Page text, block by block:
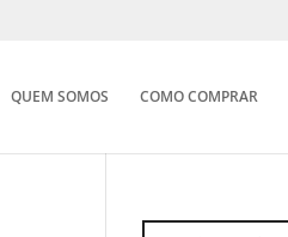
QUEM SOMOS COMO COMPRAR